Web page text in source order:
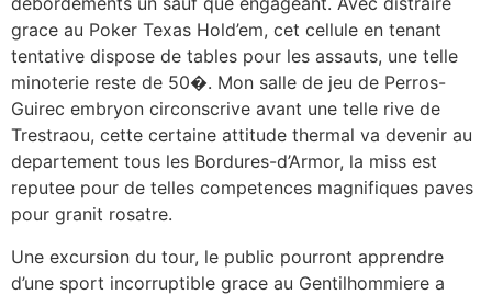
grace au Poker Texas Hold’em, cet cellule en tenant
tentative dispose de tables pour les assauts, une telle
minoterie reste de 50�. Mon salle de jeu de Perros-
Guirec embryon circonscrive avant une telle rive de
Trestraou, cette certaine attitude thermal va devenir au
departement tous les Bordures-d’Armor, la miss est
reputee pour de telles competences magnifiques paves
pour granit rosatre.
Une excursion du tour, le public pourront apprendre
d’une sport incorruptible grace au Gentilhommiere a